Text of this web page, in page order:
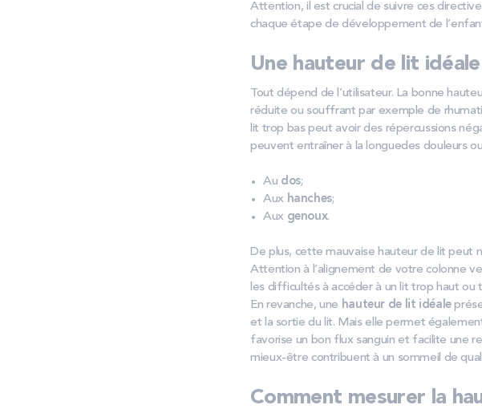
Attention, il est crucial de suivre ces
chaque étape de développement de
Une hauteur de lit
Tout dépend de l’utilisateur. La bonne
réduite ou souffrant par exemple de
lit trop bas peut avoir des répercussions
peuvent entraîner à la longuedes douleurs
Au dos;
Auxhanches;
Aux genoux.
De plus, cette mauvaise hauteur de lit peut
Attention à l’alignement de votre colonne
les difficultés à accéder à un lit trop haut ou
En revanche, une hauteur de lit idéale
et la sortie du lit. Mais elle permet
favorise un bon flux sanguin et facilite une
mieux-être contribuent à un sommeil de
Comment mesurer la